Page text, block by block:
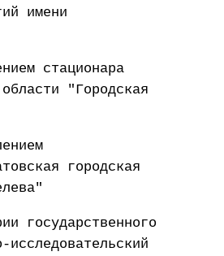
имени
стационара
"Городская
городская
государственного